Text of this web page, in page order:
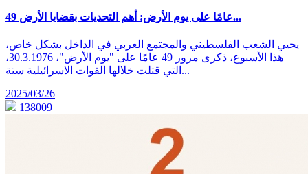
49 عامًا على يوم الأرض: أهم التحديات بقضايا الأرض...
يحيي الشعب الفلسطيني والمجتمع العربي في الداخل بشكل خاص،
هذا الأسبوع، ذكرى مرور 49 عامًا على "يوم الأرض"، 30.3.1976،
التي قتلت خلالها القوات الاسرائيلية ستة...
2025/03/26
138009